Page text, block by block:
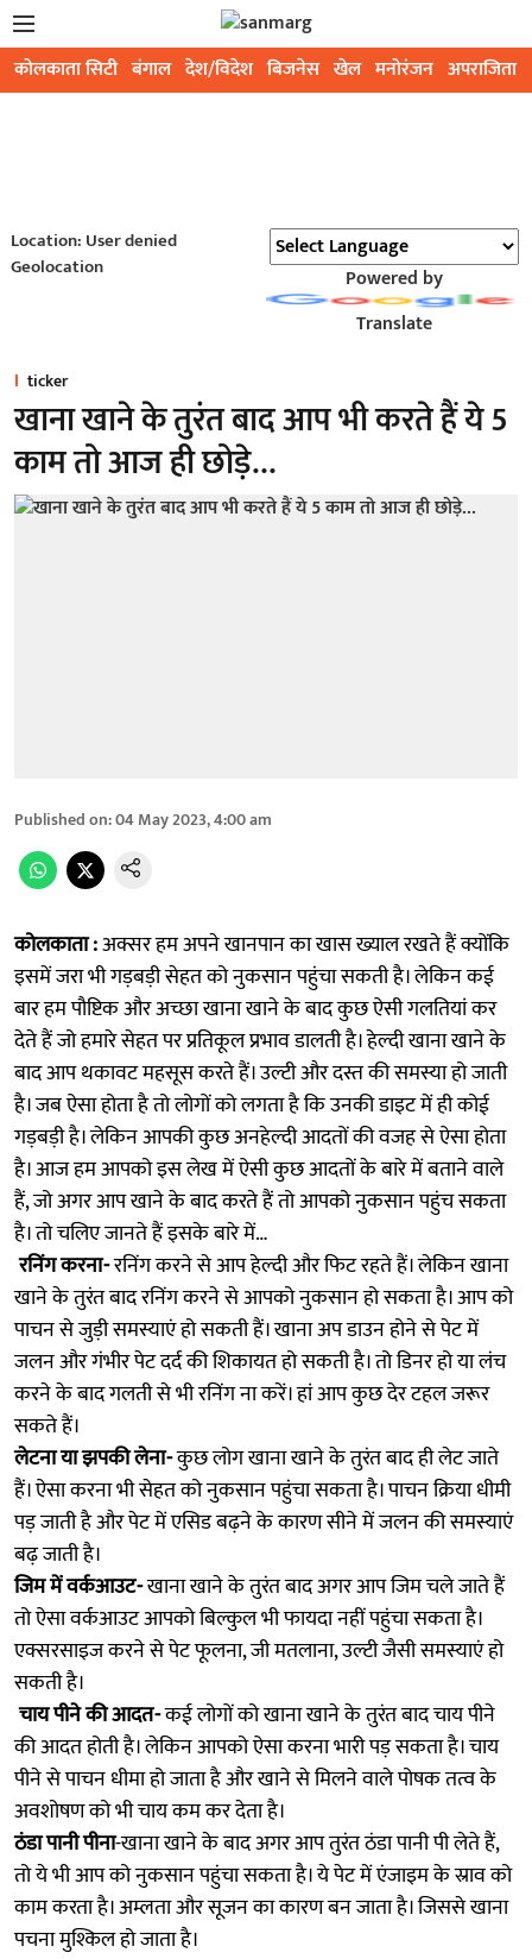
कोलकाता सिटी बंगाल देश/विदेश बिजनेस खेल मनोरंजन अपराजिता
Location: User denied
Geolocation
Powered by
Translate
ticker
खाना खाने के तुरंत बाद आप भी करते हैं ये 5
काम तो आज ही छोड़े…
Published on:04 May 2023, 4:00 am
कोलकाता :अक्सर हम अपने खानपान का खास ख्याल रखते हैं क्योंकि
इसमें जरा भी गड़बड़ी सेहत को नुकसान पहुंचा सकती है। लेकिन कई
बार हम पौष्टिक और अच्छा खाना खाने के बाद कुछ ऐसी गलतियां कर
देते हैं जो हमारे सेहत पर प्रतिकूल प्रभाव डालती है। हेल्दी खाना खाने के
बाद आप थकावट महसूस करते हैं। उल्टी और दस्त की समस्या हो जाती
है। जब ऐसा होता है तो लोगों को लगता है कि उनकी डाइट में ही कोई
गड़बड़ी है। लेकिन आपकी कुछ अनहेल्दी आदतों की वजह से ऐसा होता
है। आज हम आपको इस लेख में ऐसी कुछ आदतों के बारे में बताने वाले
हैं, जो अगर आप खाने के बाद करते हैं तो आपको नुकसान पहुंच सकता
है। तो चलिए जानते हैं इसके बारे में…
रनिंग करना-रनिंग करने से आप हेल्दी और फिट रहते हैं। लेकिन खाना
खाने के तुरंत बाद रनिंग करने से आपको नुकसान हो सकता है। आप को
पाचन से जुड़ी समस्याएं हो सकती हैं। खाना अप डाउन होने से पेट में
जलन और गंभीर पेट दर्द की शिकायत हो सकती है। तो डिनर हो या लंच
करने के बाद गलती से भी रनिंग ना करें। हां आप कुछ देर टहल जरूर
सकते हैं।
लेटना या झपकी लेना-कुछ लोग खाना खाने के तुरंत बाद ही लेट जाते
हैं। ऐसा करना भी सेहत को नुकसान पहुंचा सकता है। पाचन क्रिया धीमी
पड़ जाती है और पेट में एसिड बढ़ने के कारण सीने में जलन की समस्याएं
बढ़ जाती है।
जिम में वर्कआउट-खाना खाने के तुरंत बाद अगर आप जिम चले जाते हैं
तो ऐसा वर्कआउट आपको बिल्कुल भी फायदा नहीं पहुंचा सकता है।
एक्सरसाइज करने से पेट फूलना, जी मतलाना, उल्टी जैसी समस्याएं हो
सकती है।
चाय पीने की आदत-कई लोगों को खाना खाने के तुरंत बाद चाय पीने
की आदत होती है। लेकिन आपको ऐसा करना भारी पड़ सकता है। चाय
पीने से पाचन धीमा हो जाता है और खाने से मिलने वाले पोषक तत्व के
अवशोषण को भी चाय कम कर देता है।
ठंडा पानी पीना-खाना खाने के बाद अगर आप तुरंत ठंडा पानी पी लेते हैं,
तो ये भी आप को नुकसान पहुंचा सकता है। ये पेट में एंजाइम के स्राव को
काम करता है। अम्लता और सूजन का कारण बन जाता है। जिससे खाना
पचना मुश्किल हो जाता है।